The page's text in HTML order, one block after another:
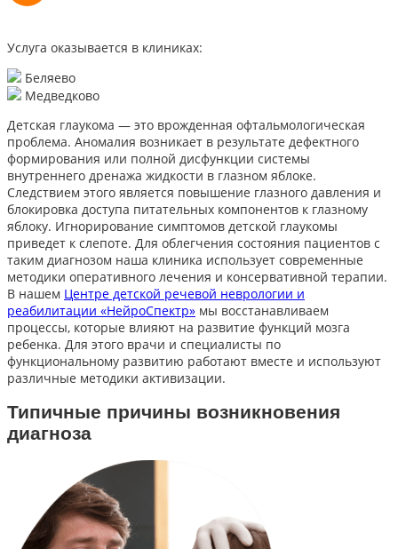
Услуга оказывается в клиниках:
Беляево
Медведково
Детская глаукома — это врожденная офтальмологическая
проблема. Аномалия возникает в результате дефектного
формирования или полной дисфункции системы
внутреннего дренажа жидкости в глазном яблоке.
Следствием этого является повышение глазного давления и
блокировка доступа питательных компонентов к глазному
яблоку. Игнорирование симптомов детской глаукомы
приведет к слепоте. Для облегчения состояния пациентов с
таким диагнозом наша клиника использует современные
методики оперативного лечения и консервативной терапии.
В нашем Центре детской речевой неврологии и
реабилитации «НейроСпектр» мы восстанавливаем
процессы, которые влияют на развитие функций мозга
ребенка. Для этого врачи и специалисты по
функциональному развитию работают вместе и используют
различные методики активизации.
Типичные причины возникновения
диагноза